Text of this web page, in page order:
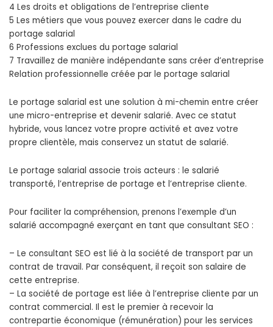
4 Les droits et obligations de l’entreprise cliente
5 Les métiers que vous pouvez exercer dans le cadre du
portage salarial
6 Professions exclues du portage salarial
7 Travaillez de manière indépendante sans créer d’entreprise
Relation professionnelle créée par le portage salarial
Le portage salarial est une solution à mi-chemin entre créer
une micro-entreprise et devenir salarié. Avec ce statut
hybride, vous lancez votre propre activité et avez votre
propre clientèle, mais conservez un statut de salarié.
Le portage salarial associe trois acteurs : le salarié
transporté, l’entreprise de portage et l’entreprise cliente.
Pour faciliter la compréhension, prenons l’exemple d’un
salarié accompagné exerçant en tant que consultant SEO :
– Le consultant SEO est lié à la société de transport par un
contrat de travail. Par conséquent, il reçoit son salaire de
cette entreprise.
– La société de portage est liée à l’entreprise cliente par un
contrat commercial. Il est le premier à recevoir la
contrepartie économique (rémunération) pour les services